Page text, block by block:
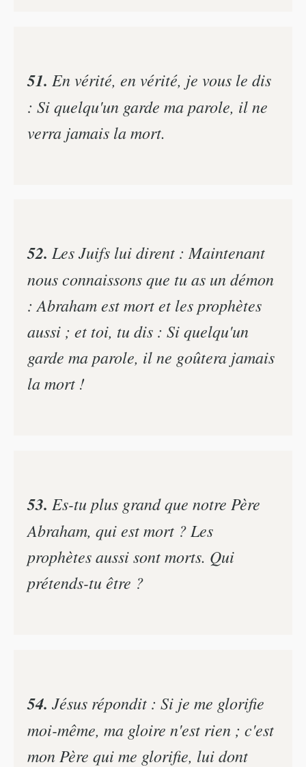
51. En vérité, en vérité, je vous le dis
: Si quelqu'un garde ma parole, il ne
verra jamais la mort.
52. Les Juifs lui dirent : Maintenant
nous connaissons que tu as un démon
: Abraham est mort et les prophètes
aussi ; et toi, tu dis : Si quelqu'un
garde ma parole, il ne goûtera jamais
la mort !
53. Es-tu plus grand que notre Père
Abraham, qui est mort ? Les
prophètes aussi sont morts. Qui
prétends-tu être ?
54. Jésus répondit : Si je me glorifie
moi-même, ma gloire n'est rien ; c'est
mon Père qui me glorifie, lui dont